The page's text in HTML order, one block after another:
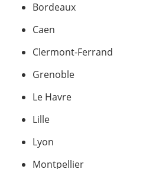
Bordeaux
Caen
Clermont-Ferrand
Grenoble
Le Havre
Lille
Lyon
Montpellier